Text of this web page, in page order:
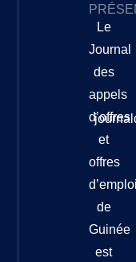
Le
Journal
des
appels
d’offres
et
offres
de
Guinée
est